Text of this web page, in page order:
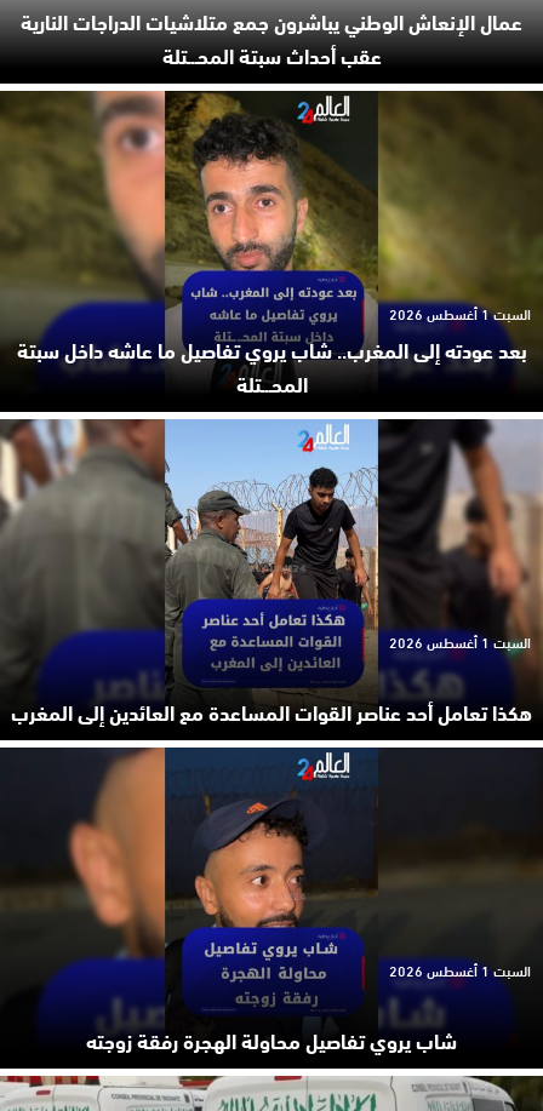
عمال الإنعاش الوطني يباشرون جمع متلاشيات الدراجات النارية
عقب أحداث سبتة المحـ.ـتلة
بعد عودته إلى المغرب.. شاب يروي تفاصيل ما عاشه داخل سبتة
المحـ.ـتلة
السبت 1 أغسطس 2026
هكذا تعامل أحد عناصر القوات المساعدة مع العائدين إلى المغرب
السبت 1 أغسطس 2026
شاب يروي تفاصيل محاولة الهجرة رفقة زوجته
السبت 1 أغسطس 2026